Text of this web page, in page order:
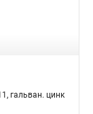
гальван. цинк